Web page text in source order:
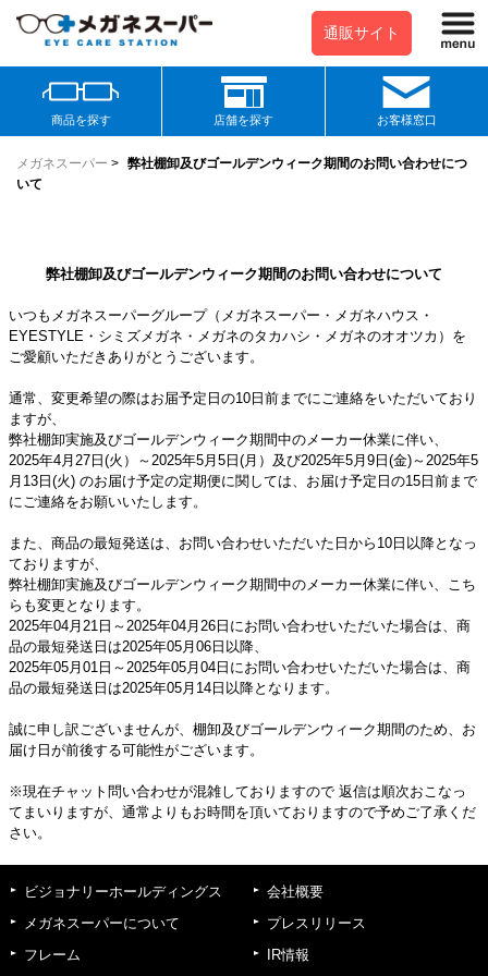
通販サイト
商品を探す 店舗を探す お客様窓口
メガネスーパー > 弊社棚卸及びゴールデンウィーク期間のお問い合わせにつ
いて
弊社棚卸及びゴールデンウィーク期間のお問い合わせについて
いつもメガネスーパーグループ（メガネスーパー・メガネハウス・
EYESTYLE・シミズメガネ・メガネのタカハシ・メガネのオオツカ）を
ご愛顧いただきありがとうございます。
通常、変更希望の際はお届予定日の10日前までにご連絡をいただいており
ますが、
弊社棚卸実施及びゴールデンウィーク期間中のメーカー休業に伴い、
2025年4月27日(火）～2025年5月5日(月）及び2025年5月9日(金)～2025年5
月13日(火) のお届け予定の定期便に関しては、お届け予定日の15日前まで
にご連絡をお願いいたします。
また、商品の最短発送は、お問い合わせいただいた日から10日以降となっ
ておりますが、
弊社棚卸実施及びゴールデンウィーク期間中のメーカー休業に伴い、こち
らも変更となります。
2025年04月21日～2025年04月26日にお問い合わせいただいた場合は、商
品の最短発送日は2025年05月06日以降、
2025年05月01日～2025年05月04日にお問い合わせいただいた場合は、商
品の最短発送日は2025年05月14日以降となります。
誠に申し訳ございませんが、棚卸及びゴールデンウィーク期間のため、お
届け日が前後する可能性がございます。
※現在チャット問い合わせが混雑しておりますので 返信は順次おこなっ
てまいりますが、通常よりもお時間を頂いておりますので予めご了承くだ
さい。
ビジョナリーホールディングス
メガネスーパーについて
フレーム
会社概要
プレスリリース
IR情報